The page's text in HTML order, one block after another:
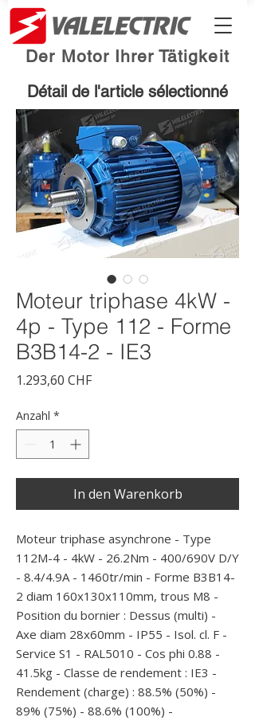
Der Motor Ihrer Tätigkeit
Détail de l'article sélectionné
Moteur triphase 4kW -
4p - Type 112 - Forme
B3B14-2 - IE3
1.293,60 CHFPreis
Anzahl *
In den Warenkorb
Moteur triphase asynchrone - Type
112M-4 - 4kW - 26.2Nm - 400/690V D/Y
- 8.4/4.9A - 1460tr/min - Forme B3B14-
2 diam 160x130x110mm, trous M8 -
Position du bornier : Dessus (multi) -
Axe diam 28x60mm - IP55 - Isol. cl. F -
Service S1 - RAL5010 - Cos phi 0.88 -
41.5kg - Classe de rendement : IE3 -
Rendement (charge) : 88.5% (50%) -
89% (75%) - 88.6% (100%) -